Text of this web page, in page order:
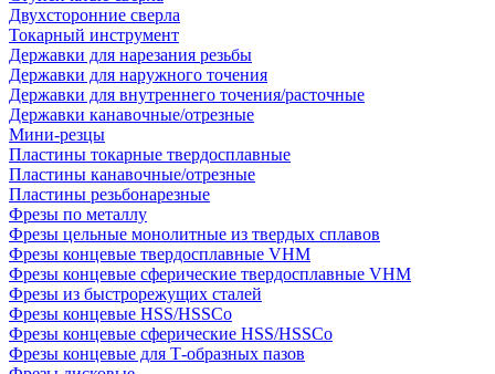
Двухсторонние сверла
Токарный инструмент
Державки для нарезания резьбы
Державки для наружного точения
Державки для внутреннего точения/расточные
Державки канавочные/отрезные
Мини-резцы
Пластины токарные твердосплавные
Пластины канавочные/отрезные
Пластины резьбонарезные
Фрезы по металлу
Фрезы цельные монолитные из твердых сплавов
Фрезы концевые твердосплавные VHM
Фрезы концевые сферические твердосплавные VHM
Фрезы из быстрорежущих сталей
Фрезы концевые HSS/HSSCo
Фрезы концевые сферические HSS/HSSCo
Фрезы концевые для Т-образных пазов